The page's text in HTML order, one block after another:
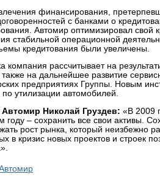
финансирования,
с банками о
Автомир оптимизировал свой
стабильной операционной
кредитования были увеличены.
компания рассчитывает на
на дальнейшее развитие
предприятиях Группы. Новым
утилизации автомобилей.
Николай Груздев: «В 2009
году – сохранить все свои активы.
рост рынка, который неизбежно
в кризис новых проектов и строек